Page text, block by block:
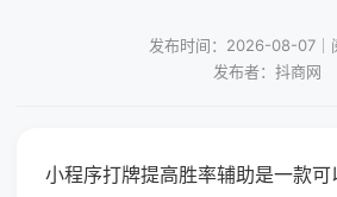
发布时间：2026-08-07｜
发布者：抖商网
小程序打牌提高胜率辅助是一款